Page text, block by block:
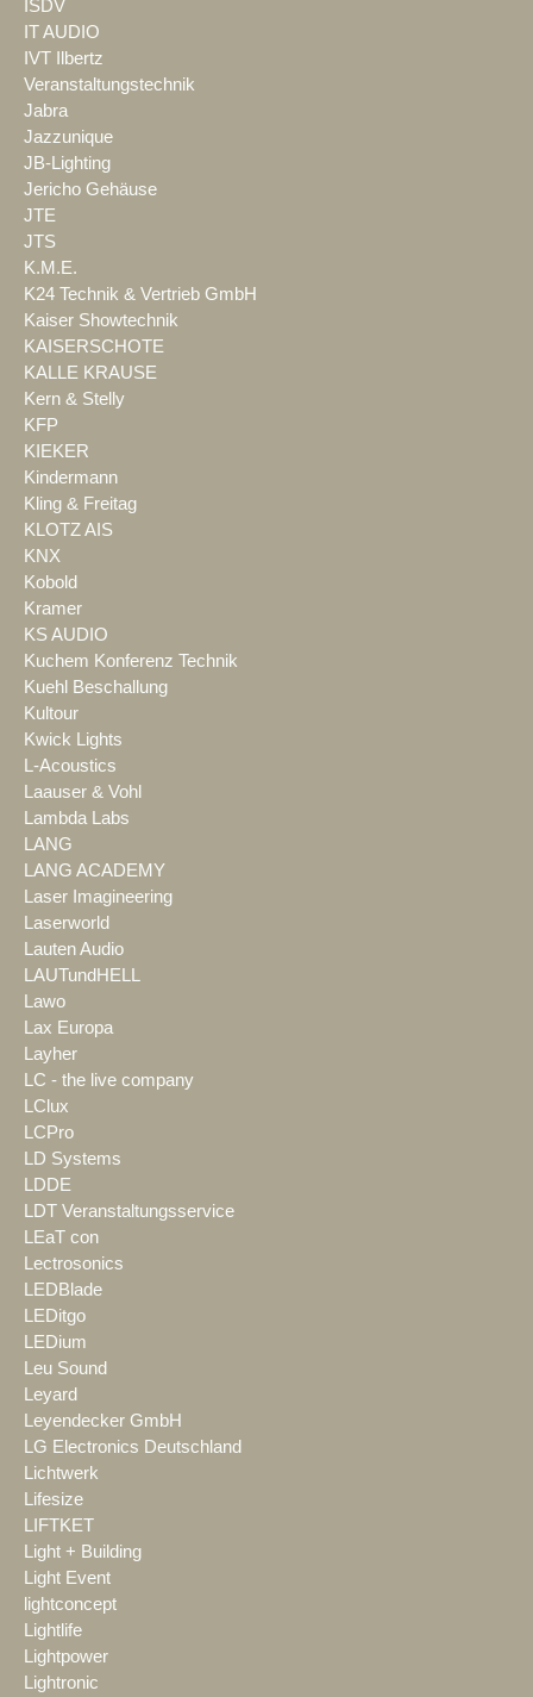
ISDV
IT AUDIO
IVT Ilbertz
Veranstaltungstechnik
Jabra
Jazzunique
JB-Lighting
Jericho Gehäuse
JTE
JTS
K.M.E.
K24 Technik & Vertrieb GmbH
Kaiser Showtechnik
KAISERSCHOTE
KALLE KRAUSE
Kern & Stelly
KFP
KIEKER
Kindermann
Kling & Freitag
KLOTZ AIS
KNX
Kobold
Kramer
KS AUDIO
Kuchem Konferenz Technik
Kuehl Beschallung
Kultour
Kwick Lights
L-Acoustics
Laauser & Vohl
Lambda Labs
LANG
LANG ACADEMY
Laser Imagineering
Laserworld
Lauten Audio
LAUTundHELL
Lawo
Lax Europa
Layher
LC - the live company
LClux
LCPro
LD Systems
LDDE
LDT Veranstaltungsservice
LEaT con
Lectrosonics
LEDBlade
LEDitgo
LEDium
Leu Sound
Leyard
Leyendecker GmbH
LG Electronics Deutschland
Lichtwerk
Lifesize
LIFTKET
Light + Building
Light Event
lightconcept
Lightlife
Lightpower
Lightronic